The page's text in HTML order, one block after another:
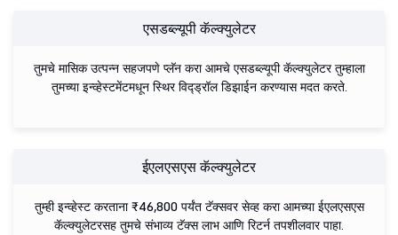
एसडब्ल्यूपी कॅल्क्युलेटर
तुमचे मासिक उत्पन्न सहजपणे प्लॅन करा आमचे एसडब्ल्यूपी कॅल्क्युलेटर तुम्हाला
तुमच्या इन्व्हेस्टमेंटमधून स्थिर विद्ड्रॉल डिझाईन करण्यास मदत करते.
ईएलएसएस कॅल्क्युलेटर
तुम्ही इन्व्हेस्ट करताना ₹46,800 पर्यंत टॅक्सवर सेव्ह करा आमच्या ईएलएसएस
कॅल्क्युलेटरसह तुमचे संभाव्य टॅक्स लाभ आणि रिटर्न तपशीलवार पाहा.